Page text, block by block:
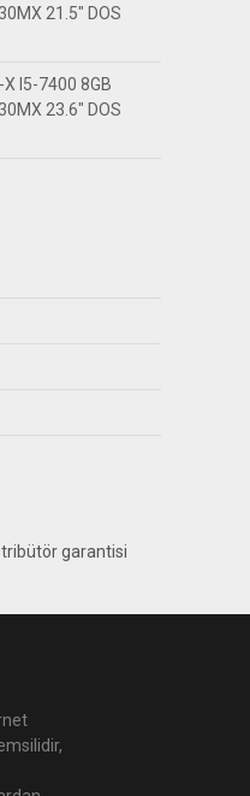
21.5″ DOS
I5-7400 8GB
23.6″ DOS
garantisi